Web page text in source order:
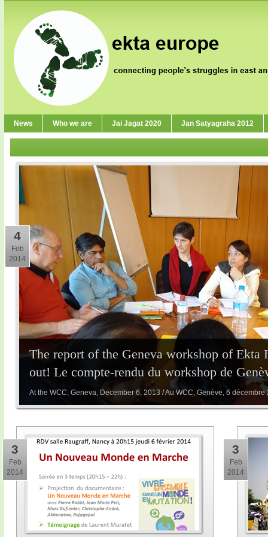
News Who we are Jai Jagat 2020 Jan Satyagraha 2012
The report of the Geneva workshop of Ekta
out! Le compte-rendu du workshop de
At the WCC, Geneva, December 6, 2013 / Au WCC, Genève, 6 décembre
4
Feb
2014
3
Feb
2014
3
Feb
2014